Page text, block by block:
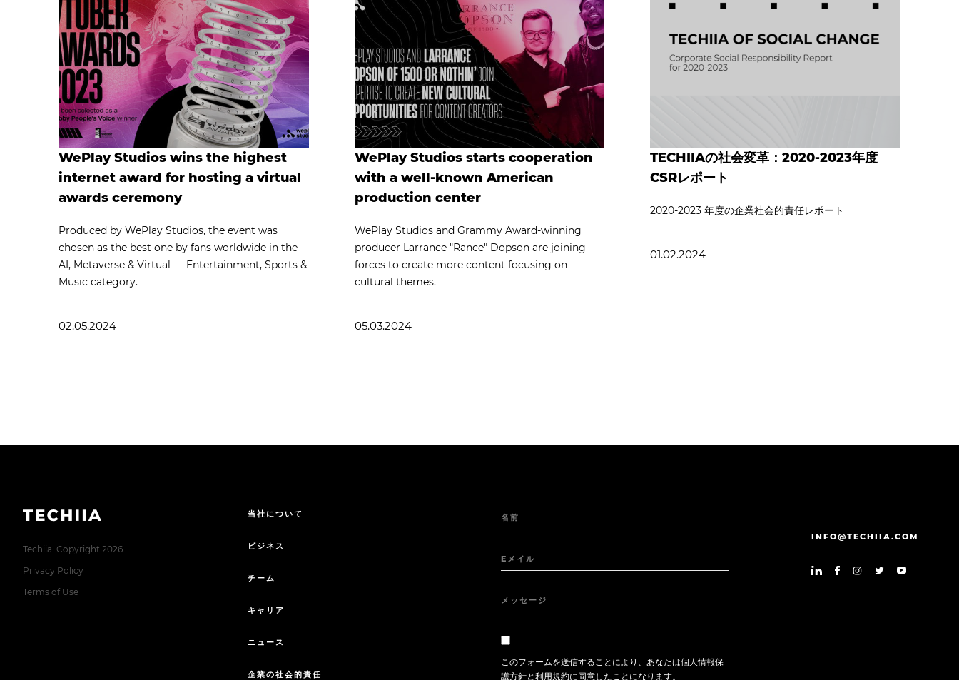
WePlay Studios wins the highest
internet award for hosting a virtual
awards ceremony
Produced by WePlay Studios, the event was
chosen as the best one by fans worldwide in the
AI, Metaverse & Virtual — Entertainment, Sports &
Music category.
02.05.2024
WePlay Studios starts cooperation
with a well-known American
production center
WePlay Studios and Grammy Award-winning
producer Larrance "Rance" Dopson are joining
forces to create more content focusing on
cultural themes.
05.03.2024
TECHIIAの社会変革：2020-2023年度
CSRレポート
2020‐2023 年度の企業社会的責任レポート
01.02.2024
Techiia. Copyright 2026
Privacy Policy
Terms of Use
当社について
ビジネス
チーム
キャリア
ニュース
企業の社会的責任
名前
Eメイル
メッセージ
このフォームを送信することにより、あなたは個人情報保
護方針と利用規約に同意したことになります。
INFO@TECHIIA.COM